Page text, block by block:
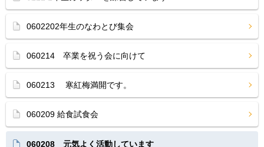
0602202年生のなわとび集会
060214 卒業を祝う会に向けて
060213 寒紅梅満開です。
060209 給食試食会
060208 元気よく活動しています